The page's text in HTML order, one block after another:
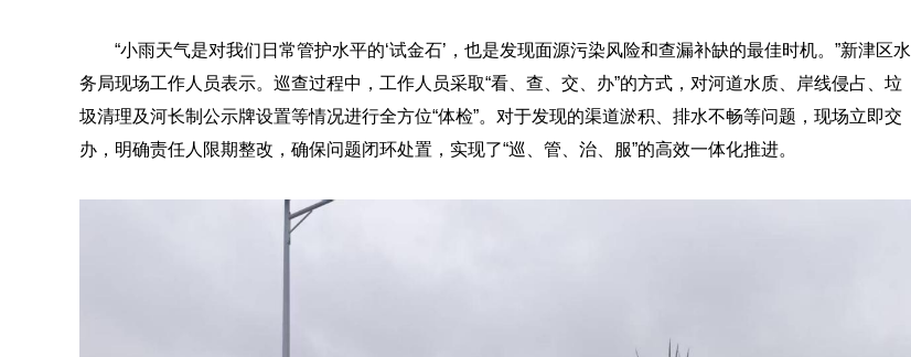
“小雨天气是对我们日常管护水平的‘试金石’，也是发现面源污染风险和查漏补缺的最佳时机。”新津区水
务局现场工作人员表示。巡查过程中，工作人员采取“看、查、交、办”的方式，对河道水质、岸线侵占、垃
圾清理及河长制公示牌设置等情况进行全方位“体检”。对于发现的渠道淤积、排水不畅等问题，现场立即交
办，明确责任人限期整改，确保问题闭环处置，实现了“巡、管、治、服”的高效一体化推进。